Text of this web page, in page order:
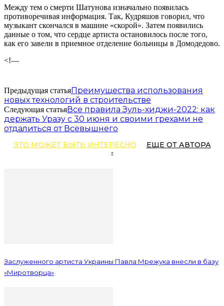
Между тем о смерти Шатунова изначально появилась
противоречивая информация. Так, Кудряшов говорил, что
музыкант скончался в машине «скорой». Затем появились
данные о том, что сердце артиста остановилось после того,
как его завели в приемное отделение больницы в Домодедово.
<!—
Предыдущая статьяПреимущества использования
новых технологий в строительстве
Следующая статьяВсе правила Зуль-хиджи-2022: как
держать Уразу с 30 июня и своими грехами не
отдалиться от Всевышнего
ЭТО МОЖЕТ БЫТЬ ИНТЕРЕСНО ЕЩЕ ОТ АВТОРА
Заслуженного артиста Украины Павла Мрежука внесли в базу
«Миротворца»